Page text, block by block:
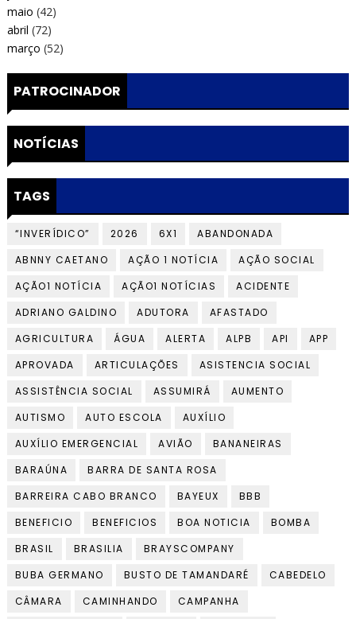
maio (42)
abril (72)
março (52)
PATROCINADOR
NOTÍCIAS
TAGS
“INVERÍDICO” 2026 6X1
ABANDONADA
ABNNY CAETANO
AÇÃO 1 NOTÍCIA
AÇÃO SOCIAL
AÇÃO1 NOTÍCIA
AÇÃO1 NOTÍCIAS
ACIDENTE
ADRIANO GALDINO
ADUTORA
AFASTADO
AGRICULTURA
ÁGUA ALERTA ALPB API
APP
APROVADA
ARTICULAÇÕES
ASISTENCIA SOCIAL
ASSISTÊNCIA SOCIAL
ASSUMIRÁ
AUMENTO
AUTISMO
AUTO ESCOLA
AUXÍLIO
AUXÍLIO EMERGENCIAL
AVIÃO
BANANEIRAS
BARAÚNA
BARRA DE SANTA ROSA
BARREIRA CABO BRANCO
BAYEUX
BBB
BENEFICIO
BENEFICIOS BOA NOTICIA
BOMBA
BRASIL
BRASILIA
BRAYSCOMPANY
BUBA GERMANO
BUSTO DE TAMANDARÉ
CABEDELO
CÂMARA
CAMINHANDO
CAMPANHA